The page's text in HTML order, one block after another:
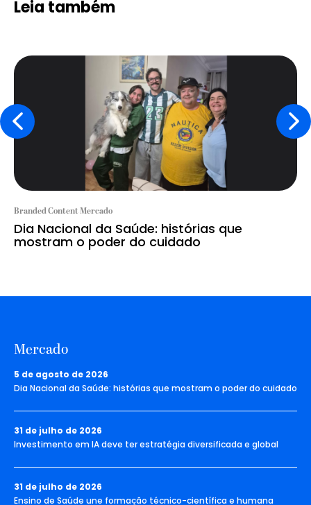
Leia também
Branded Content Mercado
Dia Nacional da Saúde: histórias que
mostram o poder do cuidado
Mercado
5 de agosto de 2026
Dia Nacional da Saúde: histórias que mostram o poder do cuidado
31 de julho de 2026
Investimento em IA deve ter estratégia diversificada e global
31 de julho de 2026
Ensino de Saúde une formação técnico-científica e humana